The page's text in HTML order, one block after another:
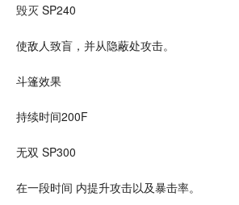
毁灭 SP240
使敌人致盲，并从隐蔽处攻击。
斗篷效果
持续时间200F
无双 SP300
在一段时间 内提升攻击以及暴击率。